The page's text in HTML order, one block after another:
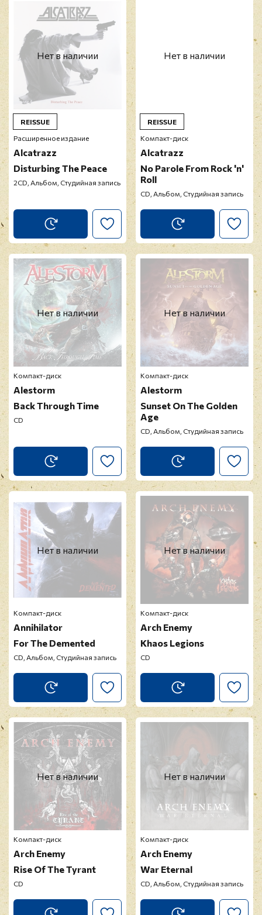
Нет в наличии
REISSUE
Расширенное издание
Alcatrazz
Disturbing The Peace
2CD, Альбом, Студийная запись
Нет в наличии
REISSUE
Компакт-диск
Alcatrazz
No Parole From Rock 'n'
Roll
CD, Альбом, Студийная запись
Нет в наличии
Компакт-диск
Alestorm
Back Through Time
CD
Нет в наличии
Компакт-диск
Alestorm
Sunset On The Golden
Age
CD, Альбом, Студийная запись
Нет в наличии
Компакт-диск
Annihilator
For The Demented
CD, Альбом, Студийная запись
Нет в наличии
Компакт-диск
Arch Enemy
Khaos Legions
CD
Нет в наличии
Компакт-диск
Arch Enemy
Rise Of The Tyrant
CD
Нет в наличии
Компакт-диск
Arch Enemy
War Eternal
CD, Альбом, Студийная запись